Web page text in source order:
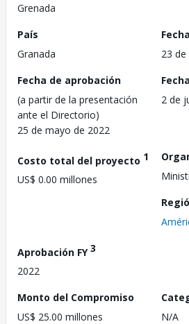
Grenada
País
Granada
23
Fecha de aprobación
(a partir de la presentación
ante el Directorio)
25 de mayo de 2022
2 de
Costo total del proyecto 1
US$ 0.00 millones
Aprobación FY3
2022
Monto del Compromiso
US$ 25.00 millones
N/A